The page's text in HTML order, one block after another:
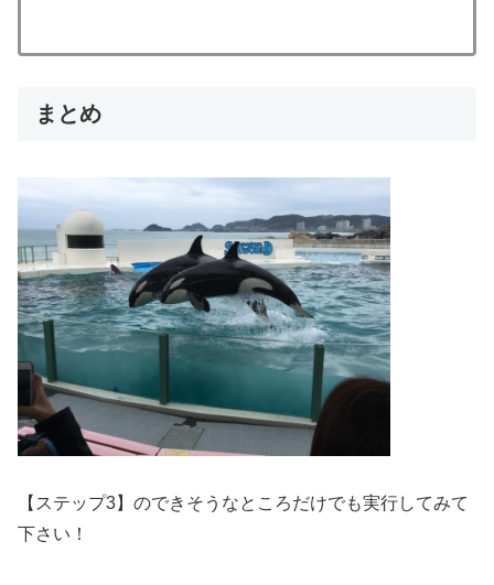
まとめ
【ステップ3】のできそうなところだけでも実行してみて
下さい！